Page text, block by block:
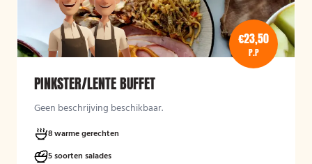
€23,50
P.P
PINKSTER/LENTE BUFFET
Geen beschrijving beschikbaar.
8 warme gerechten
5 soorten salades